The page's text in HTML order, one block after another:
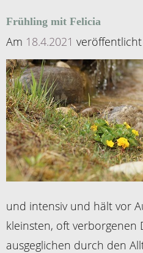
Frühling mit Felicia
Am 18.4.2021 veröffentlicht
und intensiv und hält vor
kleinsten, oft verborgenen
ausgeglichen durch den